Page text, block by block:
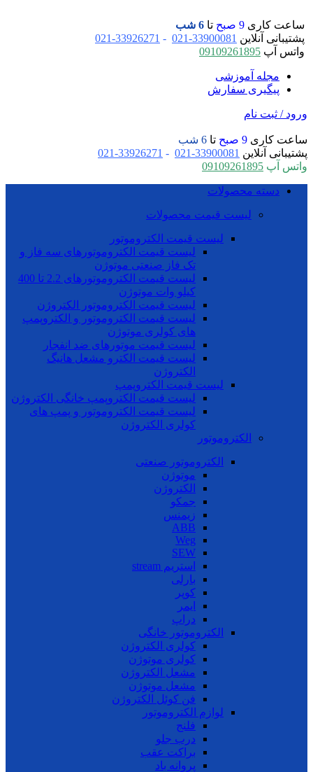
ساعت کاری 9 صبح تا 6 شب
پشتیبانی آنلاین 33900081-021
-
33926271-021
واتس آپ 09109261895
مجله آموزشی
پیگیری سفارش
ورود / ثبت نام
ساعت کاری 9 صبح تا 6 شب
پشتیبانی آنلاین 33900081-021
-
33926271-021
واتس آپ 09109261895
دسته محصولات
لیست قیمت محصولات
لیست قیمت الکتروموتور
لیست قیمت الکتروموتورهای سه فاز و
تک فاز صنعتی موتوژن
لیست قیمت الکتروموتورهای 2.2 تا 400
کیلو وات موتوژن
لیست قیمت الکتروموتور الکتروژن
لیست قیمت الکتروموتور و الکتروپمپ
های کولری موتوژن
لیست قیمت موتورهای ضد انفجار
لیست قیمت الکترو مشعل هانیگ
الکتروژن
لیست قیمت الکتروپمپ
لیست قیمت الکتروپمپ خانگی الکتروژن
لیست قیمت الکتروموتور و پمپ های
کولری الکتروژن
الکتروموتور
الکتروموتور صنعتی
موتوژن
الکتروژن
جمکو
زیمنس
ABB
Weg
SEW
استریم stream
بارلی
کوپر
ایمر
دراپ
الکتروموتور خانگی
کولری الکتروژن
کولری موتوژن
مشعل الکتروژن
مشعل موتوژن
فن کوئل الکتروژن
لوازم الکتروموتور
فلنج
درب جلو
براکت عقب
پروانه باد